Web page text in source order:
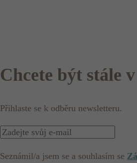
Chcete být stále
Přihlaste se k odběru newsletteru.
Seznámil/a jsem se a souhlasím se